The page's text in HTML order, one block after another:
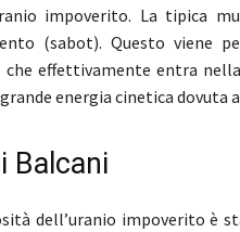
impoverito. La tipica
(sabot). Questo viene
effettivamente entra
energia cinetica dovuta
Balcani
dell’uranio impoverito è